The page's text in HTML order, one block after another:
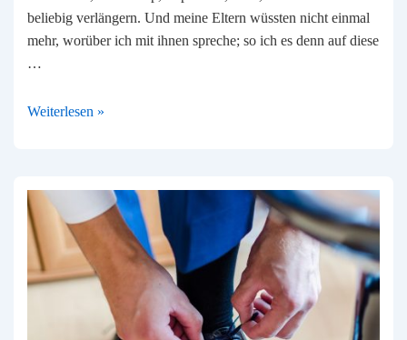
beliebig verlängern. Und meine Eltern wüssten nicht einmal
mehr, worüber ich mit ihnen spreche; so ich es denn auf diese
…
Change
Weiterlesen »